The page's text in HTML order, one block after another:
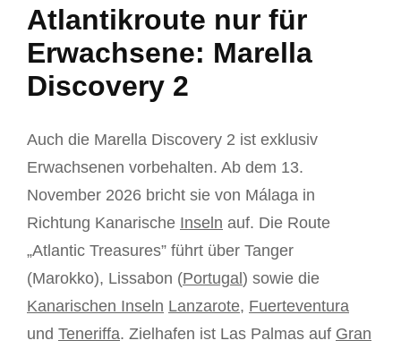
Atlantikroute nur für
Erwachsene: Marella
Discovery 2
Auch die Marella Discovery 2 ist exklusiv
Erwachsenen vorbehalten. Ab dem 13.
November 2026 bricht sie von Málaga in
Richtung Kanarische Inseln auf. Die Route
„Atlantic Treasures” führt über Tanger
(Marokko), Lissabon (Portugal ) sowie die
Kanarischen Inseln Lanzarote, Fuerteventura
und Teneriffa. Zielhafen ist Las Palmas auf Gran